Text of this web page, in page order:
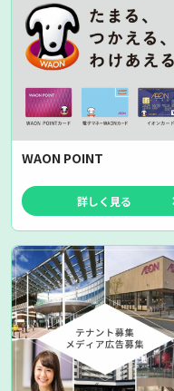
WAON POINT
詳しく見る